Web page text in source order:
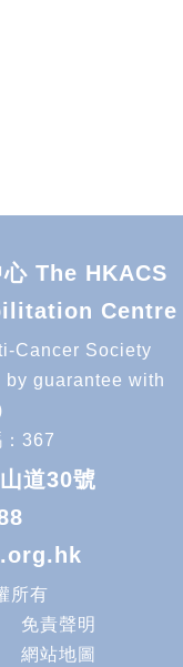
心 The HKACS
Centre
Cancer Society
guarantee with
367
道30號
所有
免責聲明
網站地圖